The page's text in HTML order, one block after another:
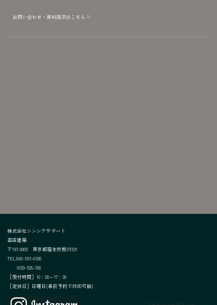
お問い合わせ・資料請求はこちら
株式会社シンシアサポート
森田建築
〒197-0003 東京都福生市熊川531
TEL:042-551-6100
0120-526-100
［受付時間］10：00～17：30
［定休日］日曜日(事前予約で対応可能)